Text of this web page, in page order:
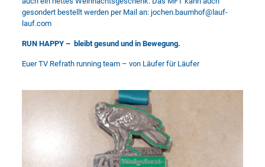
gesondert bestellt werden per Mail an: jochen.baumhof@lauf-
lauf.com
RUN HAPPY – bleibt gesund und in Bewegung.
Euer TV Refrath running team – von Läufer für Läufer